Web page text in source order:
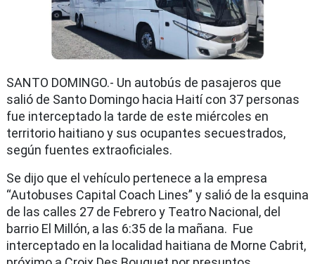
SANTO DOMINGO.- Un autobús de pasajeros que
salió de Santo Domingo hacia Haití con 37 personas
fue interceptado la tarde de este miércoles en
territorio haitiano y sus ocupantes secuestrados,
según fuentes extraoficiales.
Se dijo que el vehículo pertenece a la empresa
“Autobuses Capital Coach Lines” y salió de la esquina
de las calles 27 de Febrero y Teatro Nacional, del
barrio El Millón, a las 6:35 de la mañana. Fue
interceptado en la localidad haitiana de Morne Cabrit,